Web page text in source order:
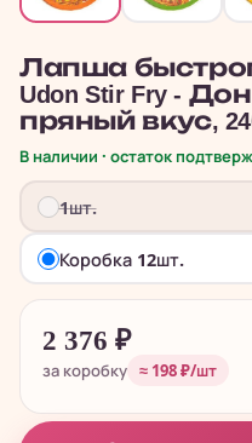
Лапша
Udon Stir Fry -
пряный вкус,
В наличии · остаток
1шт.
Коробка 12шт.
2 376 ₽
за коробку ≈ 198 ₽/шт